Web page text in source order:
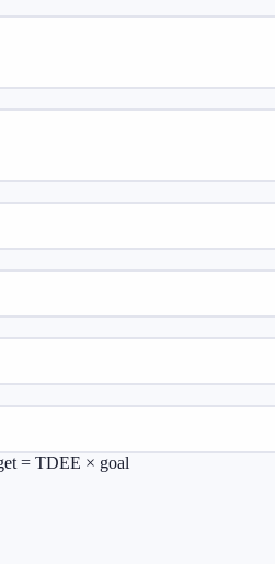
= TDEE × goal